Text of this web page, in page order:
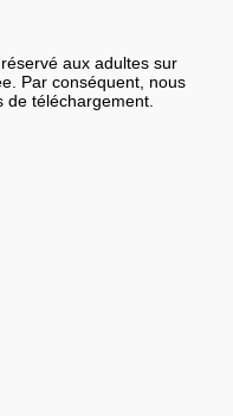
aux adultes sur
Par conséquent, nous
téléchargement.